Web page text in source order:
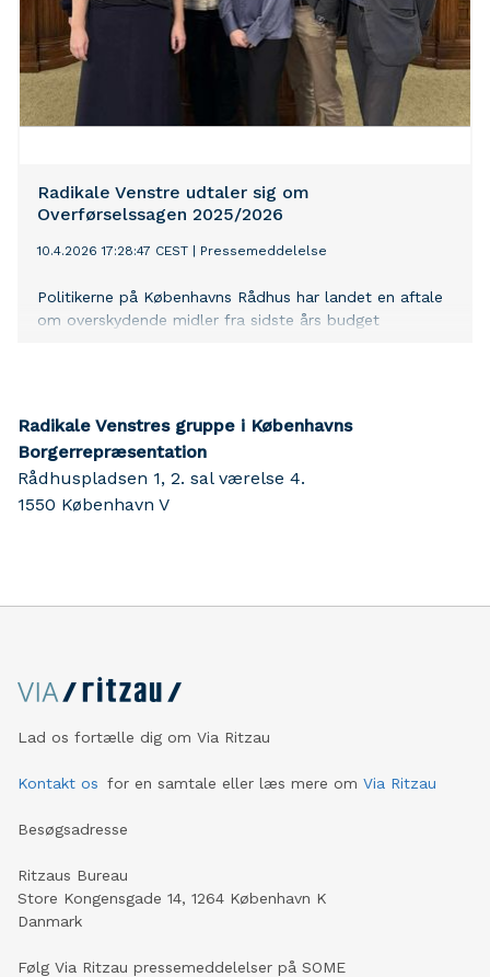
Radikale Venstre udtaler sig om
Overførselssagen 2025/2026
10.4.2026 17:28:47 CEST Pressemeddelelse
Politikerne på Københavns Rådhus har landet en aftale
om overskydende midler fra sidste års budget
Radikale Venstres gruppe i Københavns
Borgerrepræsentation
Rådhuspladsen 1, 2. sal værelse 4.
1550 København V
Lad os fortælle dig om Via Ritzau
Kontakt os for en samtale eller læs mere om Via Ritzau
Besøgsadresse
Ritzaus Bureau
Store Kongensgade 14, 1264 København K
Danmark
Følg Via Ritzau pressemeddelelser på SOME